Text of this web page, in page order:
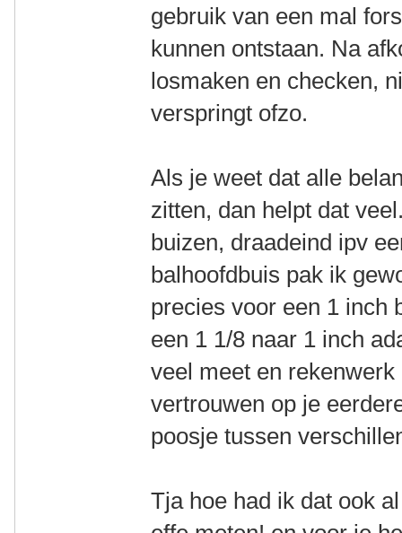
gebruik van een mal
kunnen ontstaan. Na
losmaken en checken,
verspringt ofzo.
Als je weet dat alle
zitten, dan helpt dat
buizen, draadeind ipv
balhoofdbuis pak ik
precies voor een 1 inch
een 1 1/8 naar 1 inch
veel meet en
vertrouwen op je
poosje tussen
Tja hoe had ik dat ook